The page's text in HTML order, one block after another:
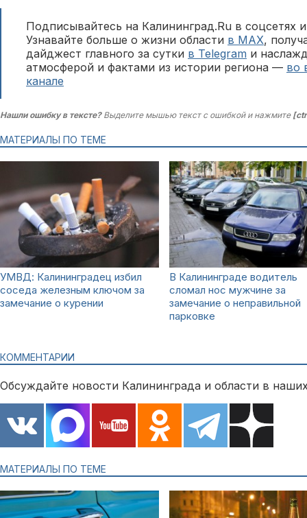
Подписывайтесь на Калининград.Ru в соцсетях
Узнавайте больше о жизни области в MAX,
дайджест главного за сутки в Telegram и
атмосферой и фактами из истории региона — во
канале
Нашли ошибку в тексте?Выделите мышью текст с ошибкой и нажмите
МАТЕРИАЛЫ ПО ТЕМЕ
УМВД: Калининградец избил
соседа железным ключом за
замечание о курении
В Калининграде водитель
сломал нос мужчине за
замечание о неправильной
парковке
КОММЕНТАРИИ
Обсуждайте новости Калининграда и области в
МАТЕРИАЛЫ ПО ТЕМЕ